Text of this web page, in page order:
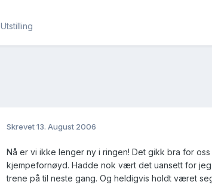
Utstilling
Skrevet13. August 2006
Nå er vi ikke lenger ny i ringen! Det gikk bra for
kjempefornøyd. Hadde nok vært det uansett for
trene på til neste gang. Og heldigvis holdt været